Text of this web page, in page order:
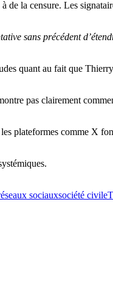
de la censure. Les
sans précédent
quant au fait que
pas clairement
plateformes comme X
sociauxsociété civile